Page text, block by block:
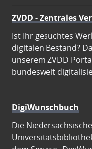
ZVDD - Zentrales
Ist Ihr gesuchtes
digitalen Bestand?
unserem ZVDD
bundesweit
DigiWunschbuch
Die